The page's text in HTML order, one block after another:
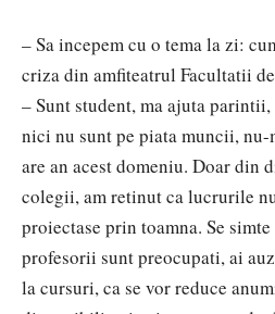
– Sa incepem cu o tema la zi:
criza din amfiteatrul Facultatii
– Sunt student, ma ajuta
nici nu sunt pe piata muncii, nu-
are an acest domeniu. Doar din
colegii, am retinut ca lucrurile
proiectase prin toamna. Se
profesorii sunt preocupati, ai
la cursuri, ca se vor reduce